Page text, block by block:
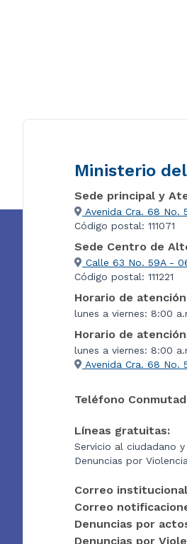
Ministerio
Sede principal y
Avenida Cra. 68 No.
Código postal: 111071
Sede Centro de
Calle 63 No. 59A -
Código postal: 111221
Horario de
lunes a viernes: 8:00
Horario de
lunes a viernes: 8:00
Avenida Cra. 68 No.
Teléfono
Líneas gratuitas:
Servicio al ciudadano
Denuncias por
Correo
Correo
Denuncias por
Denuncias por